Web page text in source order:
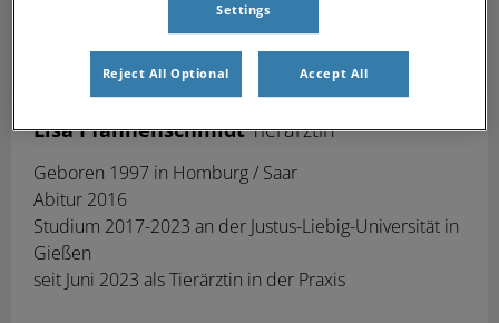
Lisa PfannenschmidtTierärztin
Geboren 1997 in Homburg / Saar
Abitur 2016
Studium 2017-2023 an der Justus-Liebig-Universität in
Gießen
seit Juni 2023 als Tierärztin in der Praxis
Settings
Reject All Optional Accept All